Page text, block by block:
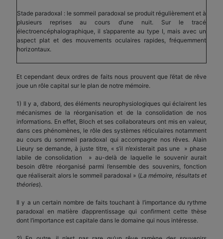
Stade paradoxal : le sommeil paradoxal se produit régulièrement et à
plusieurs reprises au cours d’une nuit. Sur le tracé
électroencéphalographique, il s’apparente au type I, mais avec un
aspect plat et des mouvements oculaires rapides, fréquemment
horizontaux.
Et cependant deux ordres de faits nous prouvent que l’état de rêve
joue un rôle capital sur le plan de notre mémoire.
1) Il y a, d’abord, des éléments neurophysiologiques qui éclairent les
mécanismes de la réorganisation et de la consolidation de nos
informations. En effet, Bloch et ses collaborateurs ont mis en valeur,
dans ces phénomènes, le rôle des systèmes réticulaires notamment
au cours du sommeil paradoxal qui accompagne nos rêves. Alain
Lieury se demande, à juste titre, « s’il n’existerait pas une » phase
labile de consolidation » au-delà de laquelle le souvenir aurait
besoin d’être réorganisé parmi l’ensemble des souvenirs, fonction
que réaliserait alors le sommeil paradoxal » (La mémoire, résultats et
théories).
Il y a un certain nombre de faits touchant à l’importance du rythme
paradoxal en matière d’apprentissage qui confirment cette thèse
dont l’importance est capitale dans le domaine qui nous intéresse.